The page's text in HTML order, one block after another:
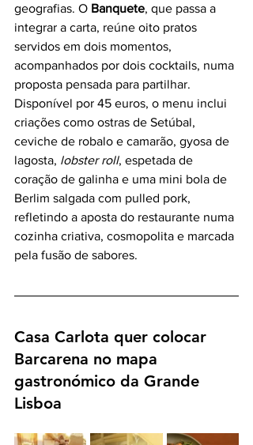
geografias. O Banquete, que passa a
integrar a carta, reúne oito pratos
servidos em dois momentos,
acompanhados por dois cocktails, numa
proposta pensada para partilhar.
Disponível por 45 euros, o menu inclui
criações como ostras de Setúbal,
ceviche de robalo e camarão, gyosa de
lagosta, lobster roll, espetada de
coração de galinha e uma mini bola de
Berlim salgada com pulled pork,
refletindo a aposta do restaurante numa
cozinha criativa, cosmopolita e marcada
pela fusão de sabores.
Casa Carlota quer colocar
Barcarena no mapa
gastronómico da Grande
Lisboa